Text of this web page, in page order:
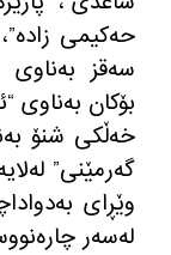
حه‌كیمی
سه‌قز به‌ناوی
بۆكان
خه‌ڵكی شنۆ
گه‌رمێنی”
وێڕای
له‌سه‌ر